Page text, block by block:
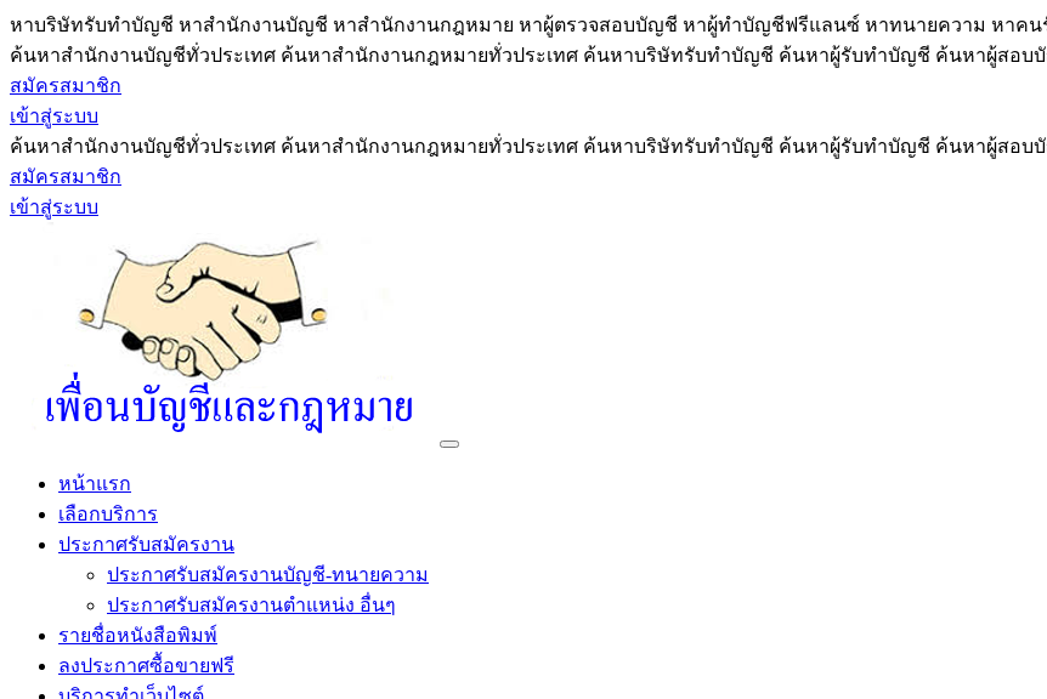
หาบริษัทรับทำบัญชี หาสำนักงานบัญชี หาสำนักงานกฎหมาย หาผู้ตรวจสอบบัญชี หาผู้ทำบัญชีฟรีแลนซ์ หาทนายความ หาค
ค้นหาสำนักงานบัญชีทั่วประเทศ ค้นหาสำนักงานกฎหมายทั่วประเทศ ค้นหาบริษัทรับทำบัญชี ค้นหาผู้รับทำบัญชี ค้นหาผู้สอ
สมัครสมาชิก
เข้าสู่ระบบ
ค้นหาสำนักงานบัญชีทั่วประเทศ ค้นหาสำนักงานกฎหมายทั่วประเทศ ค้นหาบริษัทรับทำบัญชี ค้นหาผู้รับทำบัญชี ค้นหาผู้สอ
สมัครสมาชิก
เข้าสู่ระบบ
หน้าแรก
เลือกบริการ
ประกาศรับสมัครงาน
ประกาศรับสมัครงานบัญชี-ทนายความ
ประกาศรับสมัครงานตำแหน่ง อื่นๆ
รายชื่อหนังสือพิมพ์
ลงประกาศซื้อขายฟรี